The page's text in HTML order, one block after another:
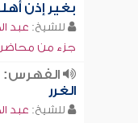
بغير إذن
للشيخ: عبد
جزء من محاضرة
الفهرس:
الغرر
للشيخ: عبد